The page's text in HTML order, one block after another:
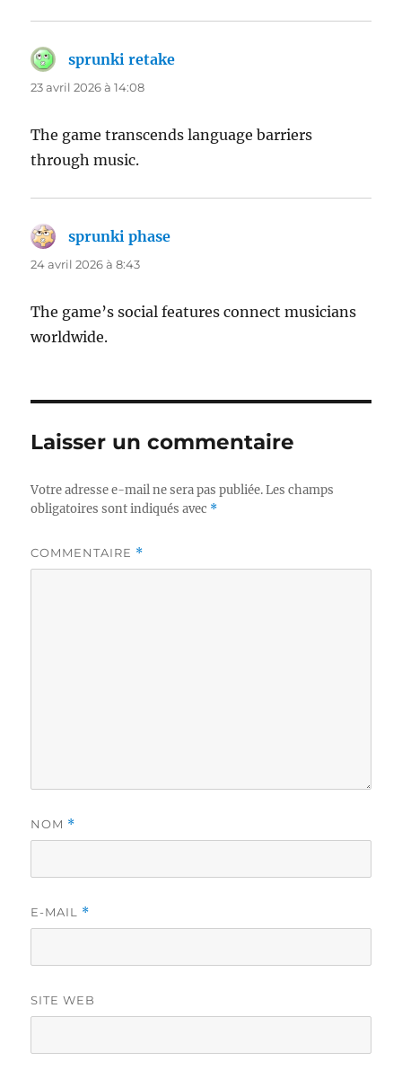
sprunki retake
23 avril 2026 à 14:08
The game transcends language barriers
through music.
sprunki phase
24 avril 2026 à 8:43
The game’s social features connect musicians
worldwide.
Laisser un commentaire
Votre adresse e-mail ne sera pas publiée. Les champs
obligatoires sont indiqués avec *
COMMENTAIRE *
NOM *
E-MAIL *
SITE WEB